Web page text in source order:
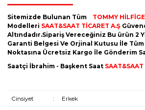
Sitemizde Bulunan Tüm TOMMY
Modelleri SAAT&SAAT TİCARET A.Ş
Altındadır.Sipariş Vereceğiniz Bu ürün 2
Garanti Belgesi Ve Orjinal Kutusu İle
Noktasına Ücretsiz Kargo İle Gönderim
Saatçi İbrahim - Başkent Saat SAAT&SAAT
Cinsiyet : Erkek